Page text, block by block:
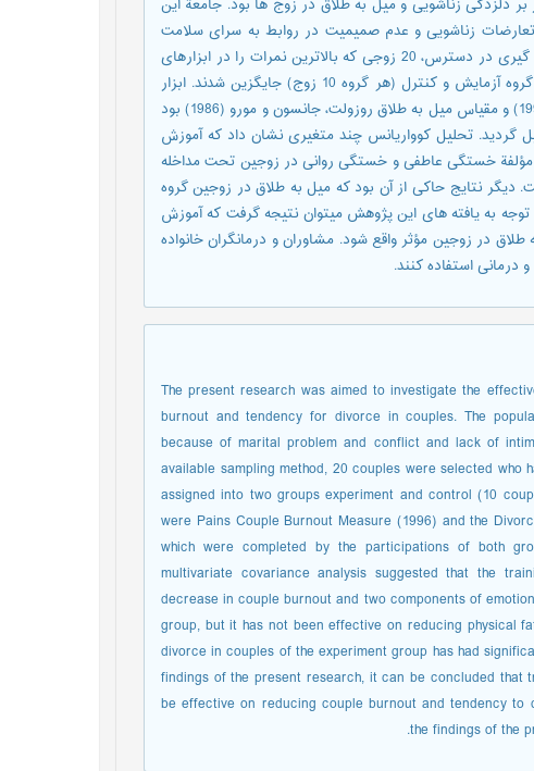
زناشویی و میل به طلاق در زوج ها بود. جامعة این
زناشویی و عدم صمیمیت در روابط به سرای سلامت
مراجعه نموده بودند. در این پژوهش با بهره گیری از شیوة نمونه گیری در دسترس، 20 زوجی که بالاترین نمرات را در ابزارهای
پژوهش کسب کرده بودند، انتخاب و با گمارش تصادفی در دو گروه آزمایش و کنترل (هر گروه 10 زوج) جایگزین شدند. ابزار
گردآوری داده ها در این پژوهش، ابزار دلزدگی زناشویی پاینز (1996) و مقیاس میل به طلاق روزولت، جانسون و مورو (1986) بود
گردید. تحلیل کوواریانس چند متغیری نشان داد که آموزش
مؤلفة خستگی عاطفی و خستگی روانی در زوجین تحت مداخله
نتایج حاکی از آن بود که میل به طلاق در زوجین گروه
به یافته های این پژوهش میتوان نتیجه گرفت که آموزش
در زوجین مؤثر واقع شود. مشاوران و درمانگران خانواده
درمانی استفاده کنند.
The present research was aimed to investigate the
burnout and tendency for divorce in couples. The
because of marital problem and conflict and lack of
available sampling method, 20 couples were selected
assigned into two groups experiment and control (10
were Pains Couple Burnout Measure (1996) and the
which were completed by the participations of both
multivariate covariance analysis suggested that the
decrease in couple burnout and two components of
group, but it has not been effective on reducing physical
divorce in couples of the experiment group has had
findings of the present research, it can be concluded that
be effective on reducing couple burnout and tendency
the findings of the